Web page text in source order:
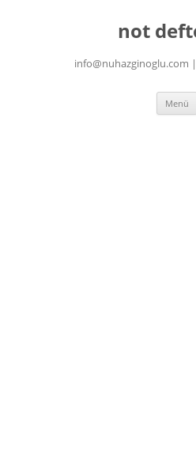
not
info@nuhazginoglu.com
Menü